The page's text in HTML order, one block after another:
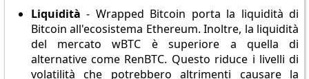
Liquidità - Wrapped Bitcoin porta la liquidità di
Bitcoin all'ecosistema Ethereum. Inoltre, la liquidità
del mercato wBTC è superiore a quella di
alternative come RenBTC. Questo riduce i livelli di
volatilità che potrebbero altrimenti causare la